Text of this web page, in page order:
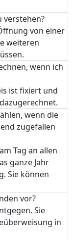
verstehen?
von einer
weiteren
wenn ich
ist fixiert und
wenn die
zugefallen
Tag an allen
ganze Jahr
Sie können
vor?
Sie
in